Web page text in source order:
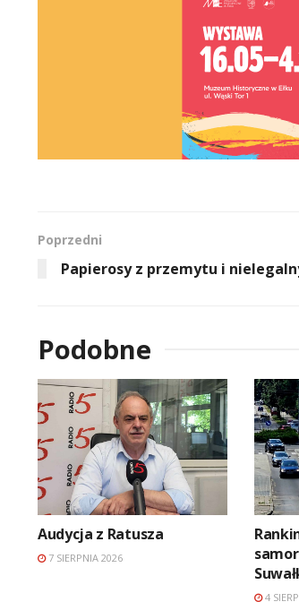
Poprzedni
Papierosy z przemytu i
Podobne
Audycja z Ratusza
7 SIERPNIA 2026
4